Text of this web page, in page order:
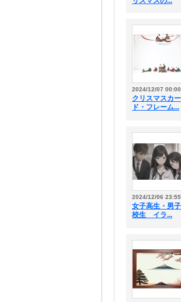
2024/12/07 00:00
クリスマスカー
ド・フレーム...
2024/12/06 23:55
女子高生・男
校生 イラ...